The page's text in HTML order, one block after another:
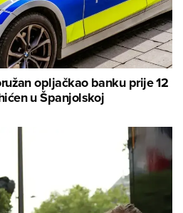
opljačkao banku prije 12
u Španjolskoj